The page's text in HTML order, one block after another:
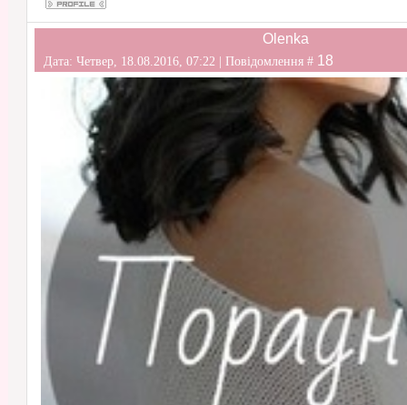
Olenka
Дата: Четвер, 18.08.2016, 07:22 | Повідомлення # 18